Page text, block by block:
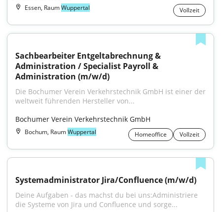
Essen, RaumWuppertal Vollzeit
Sachbearbeiter Entgeltabrechnung &
Administration / Specialist Payroll &
Administration (m/w/d)
Die Bochumer Verein Verkehrstechnik GmbH ist einer der
weltweit führenden Hersteller von...
Bochumer Verein Verkehrstechnik GmbH
Bochum, RaumWuppertal Homeoffice Vollzeit
Systemadministrator Jira/Confluence (m/w/d)
Deine Aufgaben - das machst du bei uns:Administriere
die Systeme von Jira und Confluence und sorge...